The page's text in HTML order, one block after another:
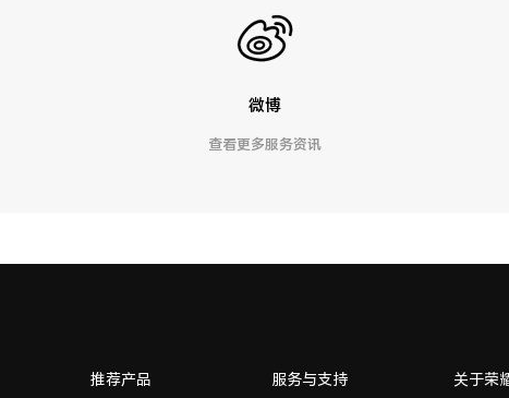
微博
查看更多服务资讯
推荐产品 服务与支持 关于荣